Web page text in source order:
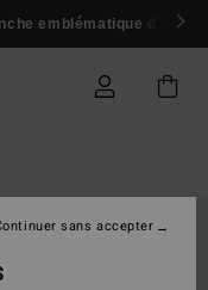
emblématique d'Andy
sans accepter